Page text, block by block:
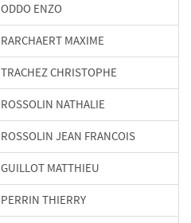
ODDO ENZO
RARCHAERT MAXIME
TRACHEZ CHRISTOPHE
ROSSOLIN NATHALIE
ROSSOLIN JEAN FRANCOIS
GUILLOT MATTHIEU
PERRIN THIERRY